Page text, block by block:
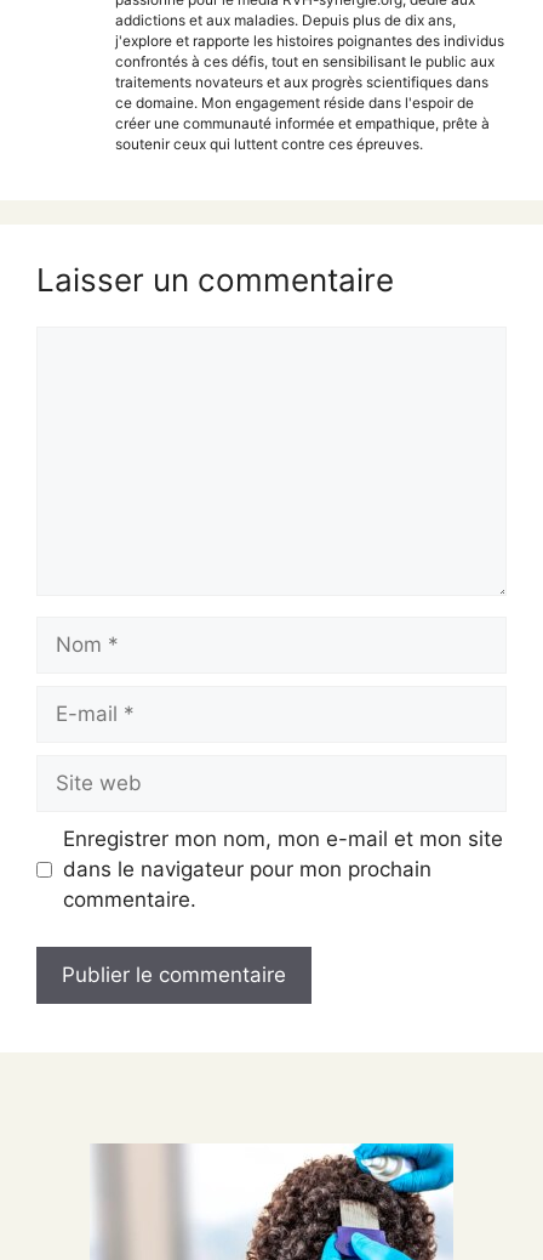
addictions et aux maladies. Depuis plus de dix ans,
j'explore et rapporte les histoires poignantes des individus
confrontés à ces défis, tout en sensibilisant le public aux
traitements novateurs et aux progrès scientifiques dans
ce domaine. Mon engagement réside dans l'espoir de
créer une communauté informée et empathique, prête à
soutenir ceux qui luttent contre ces épreuves.
Laisser un commentaire
Nom
Site
web
Enregistrer mon nom, mon e-mail et mon site
dans le navigateur pour mon prochain
commentaire.